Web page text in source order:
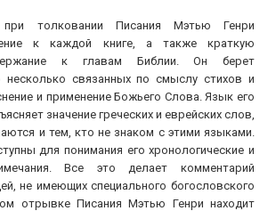
толковании Писания Мэтью Генри
к каждой книге, а также краткую
к главам Библии. Он берет
несколько связанных по смыслу стихов и
и применение Божьего Слова. Язык его
значение греческих и еврейских слов,
и тем, кто не знаком с этими языками.
для понимания его хронологические и
Все это делает комментарий
не имеющих специального богословского
отрывке Писания Мэтью Генри находит